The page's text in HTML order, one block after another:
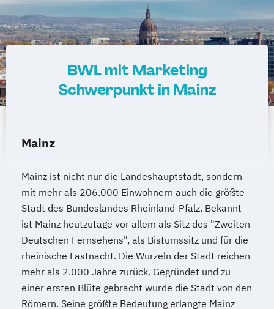
BWL mit Marketing
Schwerpunkt in Mainz
Mainz
Mainz ist nicht nur die Landeshauptstadt, sondern
mit mehr als 206.000 Einwohnern auch die größte
Stadt des Bundeslandes Rheinland-Pfalz. Bekannt
ist Mainz heutzutage vor allem als Sitz des "Zweiten
Deutschen Fernsehens", als Bistumssitz und für die
rheinische Fastnacht. Die Wurzeln der Stadt reichen
mehr als 2.000 Jahre zurück. Gegründet und zu
einer ersten Blüte gebracht wurde die Stadt von den
Römern. Seine größte Bedeutung erlangte Mainz